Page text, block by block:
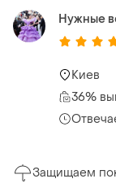
Нужные
Киев
36%
Защищаем